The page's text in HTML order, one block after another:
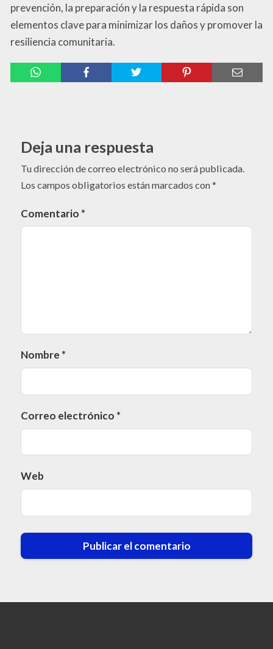
prevención, la preparación y la respuesta rápida son
elementos clave para minimizar los daños y promover la
resiliencia comunitaria.
Deja una respuesta
Tu dirección de correo electrónico no será publicada.
Los campos obligatorios están marcados con*
Comentario *
Nombre *
Correo electrónico *
Web